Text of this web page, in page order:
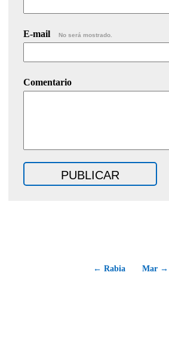
E-mail No será mostrado.
Comentario
← Rabia Mar →